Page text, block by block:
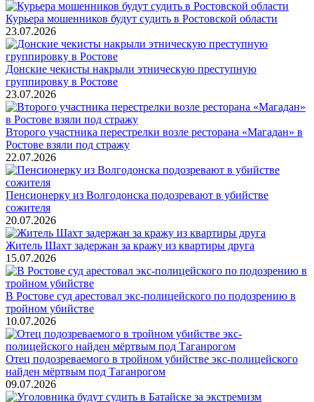
Курьера мошенников будут судить в Ростовской области
23.07.2026
Донские чекисты накрыли этническую преступную
группировку в Ростове
23.07.2026
Второго участника перестрелки возле ресторана «Магадан» в
Ростове взяли под стражу
22.07.2026
Пенсионерку из Волгодонска подозревают в убийстве
сожителя
20.07.2026
Житель Шахт задержан за кражу из квартиры друга
15.07.2026
В Ростове суд арестовал экс-полицейского по подозрению в
тройном убийстве
10.07.2026
Отец подозреваемого в тройном убийстве экс-полицейского
найден мёртвым под Таганрогом
09.07.2026